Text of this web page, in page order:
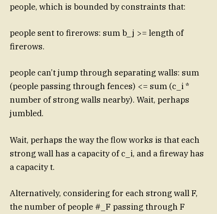
people, which is bounded by constraints that:
people sent to firerows: sum b_j >= length of
firerows.
people can’t jump through separating walls: sum
(people passing through fences) <= sum (c_i *
number of strong walls nearby). Wait, perhaps
jumbled.
Wait, perhaps the way the flow works is that each
strong wall has a capacity of c_i, and a fireway has
a capacity t.
Alternatively, considering for each strong wall F,
the number of people #_F passing through F